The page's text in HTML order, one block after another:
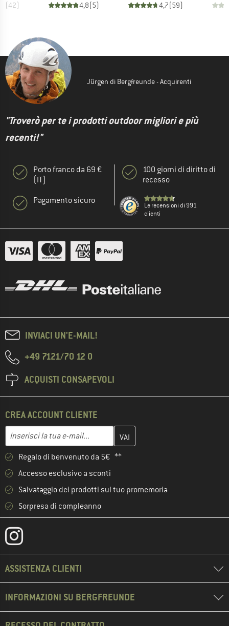
(42) 4,8(5) 4,7(59)
Jürgen di Bergfreunde - Acquirenti
"Troverò per te i prodotti outdoor migliori e più
recenti!"
Porto franco da 69 €
(IT)
Pagamento sicuro
100 giorni di diritto di
recesso
Le recensioni di 991
clienti
INVIACI UN'E-MAIL!
+49 7121/70 12 0
ACQUISTI CONSAPEVOLI
CREA ACCOUNT CLIENTE
Indirizzo e-mail
Inserisci qui il tuo indirizzo e-mail e crea il tuo account cliente
Regalo di benvenuto da 5€ **
Accesso esclusivo a sconti
Salvataggio dei prodotti sul tuo promemoria
Sorpresa di compleanno
ASSISTENZA CLIENTI
INFORMAZIONI SU BERGFREUNDE